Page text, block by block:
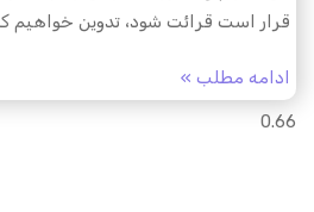
قرار است قرائت شود، تدوین خواهیم
ادامه مطلب »